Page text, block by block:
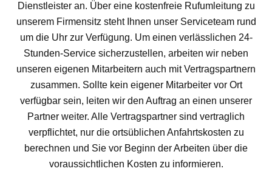
Dienstleister an. Über eine kostenfreie Rufumleitung zu
unserem Firmensitz steht Ihnen unser Serviceteam rund
um die Uhr zur Verfügung. Um einen verlässlichen 24-
Stunden-Service sicherzustellen, arbeiten wir neben
unseren eigenen Mitarbeitern auch mit Vertragspartnern
zusammen. Sollte kein eigener Mitarbeiter vor Ort
verfügbar sein, leiten wir den Auftrag an einen unserer
Partner weiter. Alle Vertragspartner sind vertraglich
verpflichtet, nur die ortsüblichen Anfahrtskosten zu
berechnen und Sie vor Beginn der Arbeiten über die
voraussichtlichen Kosten zu informieren.